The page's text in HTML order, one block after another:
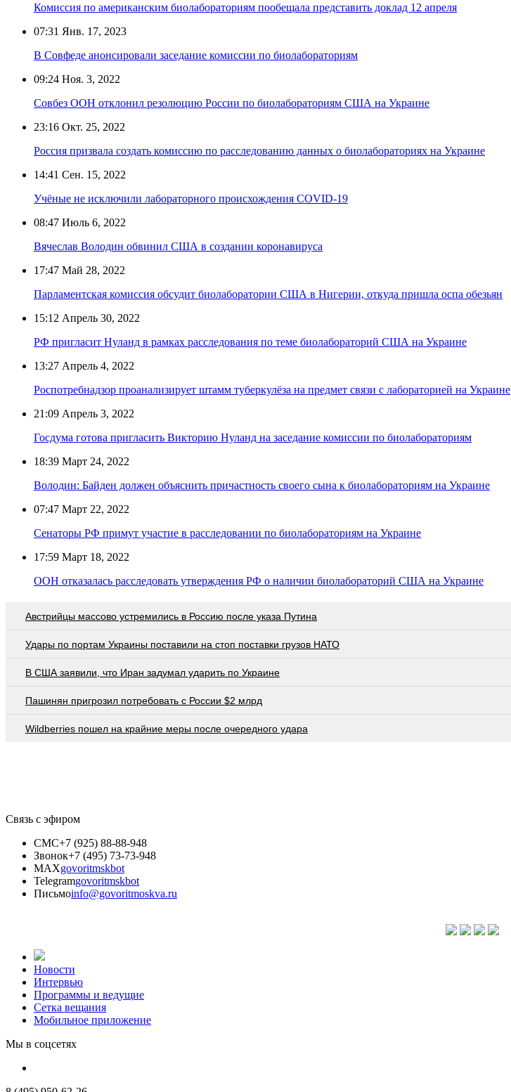
Комиссия по американским биолабораториям пообещала представить доклад 12 апреля
07:31 Янв. 17, 2023
В Совфеде анонсировали заседание комиссии по биолабораториям
09:24 Ноя. 3, 2022
Совбез ООН отклонил резолюцию России по биолабораториям США на Украине
23:16 Окт. 25, 2022
Россия призвала создать комиссию по расследованию данных о биолабораториях на Украине
14:41 Сен. 15, 2022
Учёные не исключили лабораторного происхождения COVID-19
08:47 Июль 6, 2022
Вячеслав Володин обвинил США в создании коронавируса
17:47 Май 28, 2022
Парламентская комиссия обсудит биолаборатории США в Нигерии, откуда пришла оспа обезьян
15:12 Апрель 30, 2022
РФ пригласит Нуланд в рамках расследования по теме биолабораторий США на Украине
13:27 Апрель 4, 2022
Роспотребнадзор проанализирует штамм туберкулёза на предмет связи с лабораторией на Украине
21:09 Апрель 3, 2022
Госдума готова пригласить Викторию Нуланд на заседание комиссии по биолабораториям
18:39 Март 24, 2022
Володин: Байден должен объяснить причастность своего сына к биолабораториям на Украине
07:47 Март 22, 2022
Сенаторы РФ примут участие в расследовании по биолабораториям на Украине
17:59 Март 18, 2022
ООН отказалась расследовать утверждения РФ о наличии биолабораторий США на Украине
Австрийцы массово устремились в Россию после указа Путина
Удары по портам Украины поставили на стоп поставки грузов НАТО
В США заявили, что Иран задумал ударить по Украине
Пашинян пригрозил потребовать c России $2 млрд
Wildberries пошел на крайние меры после очередного удара
Связь с эфиром
СМС+7 (925) 88-88-948
Звонок+7 (495) 73-73-948
MAXgovoritmskbot
Telegramgovoritmskbot
Письмоinfo@govoritmoskva.ru
Новости
Интервью
Программы и ведущие
Сетка вещания
Мобильное приложение
Мы в соцсетях